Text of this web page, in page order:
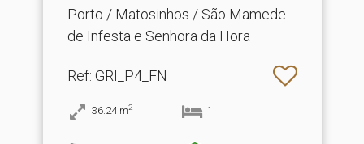
Porto / Matosinhos / São Mamede
de Infesta e Senhora da Hora
Ref: GRI_P4_FN
36.24 m2 1